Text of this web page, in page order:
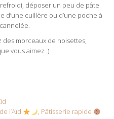
déposer un peu de pâte
d’une cuillère ou d’une poche à
des morceaux de noisettes,
vous aimez :)
l’Aïd
Pâtisserie rapide